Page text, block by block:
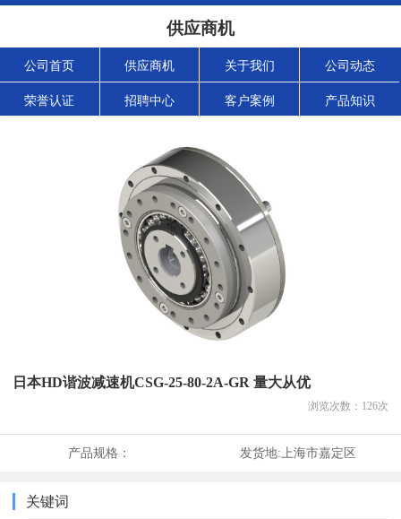
供应商机
公司首页 供应商机 关于我们 公司动态
荣誉认证 招聘中心 客户案例 产品知识
日本HD谐波减速机CSG-25-80-2A-GR 量大从优
浏览次数： 126次
产品规格： 发货地: 上海市嘉定区
关键词